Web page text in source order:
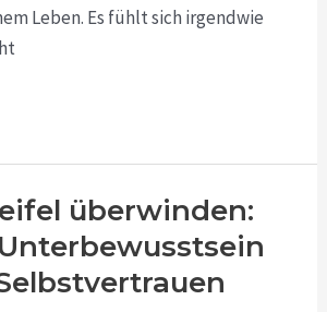
Leben. Es fühlt sich irgendwie
überwinden: